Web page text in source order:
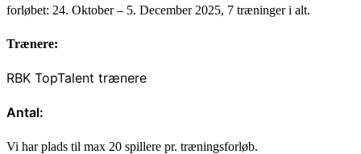
forløbet: 24. Oktober – 5. December 2025, 7 træninger i alt.
Trænere:
RBK TopTalent trænere
Antal:
Vi har plads til max 20 spillere pr. træningsforløb.